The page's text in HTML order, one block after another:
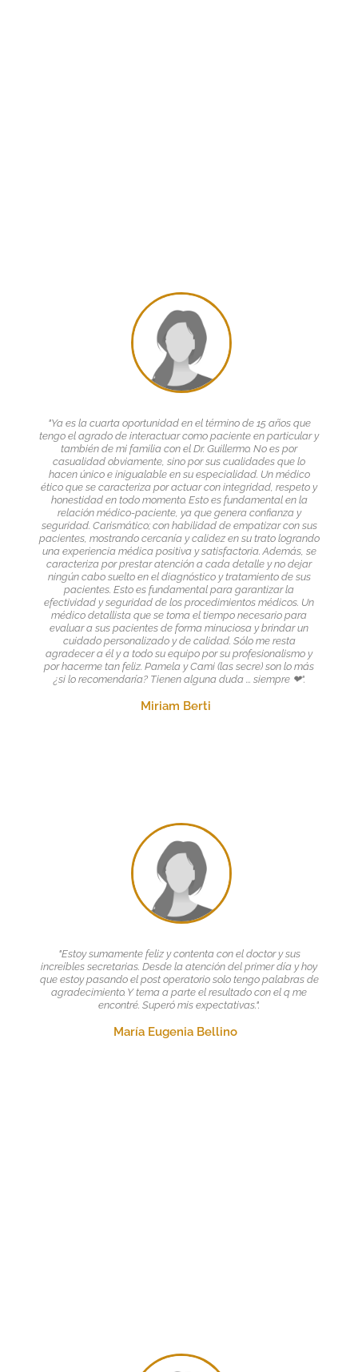
"Ya es la cuarta oportunidad en el término de 15 años que
tengo el agrado de interactuar como paciente en particular y
también de mi familia con el Dr. Guillermo. No es por
casualidad obviamente, sino por sus cualidades que lo
hacen único e inigualable en su especialidad. Un médico
ético que se caracteriza por actuar con integridad, respeto y
honestidad en todo momento. Esto es fundamental en la
relación médico-paciente, ya que genera confianza y
seguridad. Carismático; con habilidad de empatizar con sus
pacientes, mostrando cercanía y calidez en su trato logrando
una experiencia médica positiva y satisfactoria. Además, se
caracteriza por prestar atención a cada detalle y no dejar
ningún cabo suelto en el diagnóstico y tratamiento de sus
pacientes. Esto es fundamental para garantizar la
efectividad y seguridad de los procedimientos médicos. Un
médico detallista que se toma el tiempo necesario para
evaluar a sus pacientes de forma minuciosa y brindar un
cuidado personalizado y de calidad. Sólo me resta
agradecer a él y a todo su equipo por su profesionalismo y
por hacerme tan feliz. Pamela y Cami (las secre) son lo más
¿si lo recomendaría? Tienen alguna duda ... siempre ❤".
Miriam Berti
"Estoy sumamente feliz y contenta con el doctor y sus
increíbles secretarias. Desde la atención del primer día y hoy
que estoy pasando el post operatorio solo tengo palabras de
agradecimiento. Y tema a parte el resultado con el q me
encontré. Superó mis expectativas.".
María Eugenia Bellino